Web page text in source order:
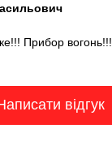
Прибор вогонь!!!
відгук